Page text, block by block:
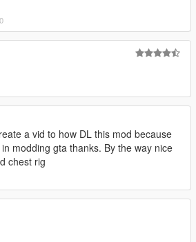
a vid to how DL this mod because
in modding gta thanks. By the way nice
chest rig